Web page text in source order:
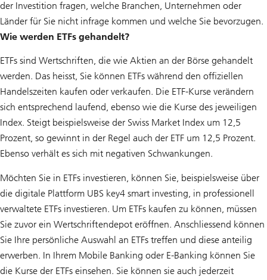
der Investition fragen, welche Branchen, Unternehmen oder
Länder für Sie nicht infrage kommen und welche Sie bevorzugen.
Wie werden ETFs gehandelt?
ETFs sind Wertschriften, die wie Aktien an der Börse gehandelt
werden. Das heisst, Sie können ETFs während den offiziellen
Handelszeiten kaufen oder verkaufen. Die ETF-Kurse verändern
sich entsprechend laufend, ebenso wie die Kurse des jeweiligen
Index. Steigt beispielsweise der Swiss Market Index um 12,5
Prozent, so gewinnt in der Regel auch der ETF um 12,5 Prozent.
Ebenso verhält es sich mit negativen Schwankungen.
Möchten Sie in ETFs investieren, können Sie, beispielsweise über
die digitale Plattform UBS key4 smart investing, in professionell
verwaltete ETFs investieren. Um ETFs kaufen zu können, müssen
Sie zuvor ein Wertschriftendepot eröffnen. Anschliessend können
Sie Ihre persönliche Auswahl an ETFs treffen und diese anteilig
erwerben. In Ihrem Mobile Banking oder E-Banking können Sie
die Kurse der ETFs einsehen. Sie können sie auch jederzeit